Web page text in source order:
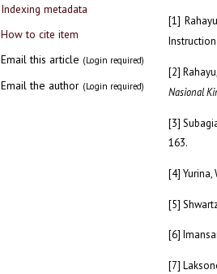
Indexing metadata
How to cite item
Email this article (Login required)
Email the author (Login required)
[1]
[2]
Nasional
[3]
163.
[4] Yurina,
[5]
[6]
[7]